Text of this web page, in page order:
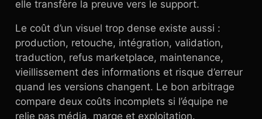
elle transfère la preuve vers le support.
Le coût d’un visuel trop dense existe aussi :
production, retouche, intégration, validation,
traduction, refus marketplace, maintenance,
vieillissement des informations et risque d’erreur
quand les versions changent. Le bon arbitrage
compare deux coûts incomplets si l’équipe ne
relie pas média, marge et exploitation.